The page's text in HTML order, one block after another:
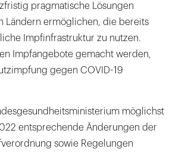
pragmatische Lösungen
Ländern ermöglichen, die bereits
Impfinfrastruktur zu nutzen.
Impfangebote gemacht werden,
gegen COVID-19
möglichst
entsprechende Änderungen der
sowie Regelungen